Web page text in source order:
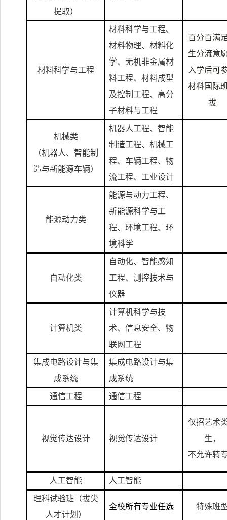
提取）
材料科学与工程
材料科学与工程、
材料物理、材料化
学、无机非金属材
料工程、材料成型
及控制工程、高分
子材料与工程
百分百满
生分流意
入学后可
材料国际
拔
机械类
（机器人、智能制
造与新能源车辆）
机器人工程、智能
制造工程、机械工
程、车辆工程、物
流工程、工业设计
能源动力类
能源与动力工程、
新能源科学与工
程、环境工程、环
境科学
自动化类
自动化、智能感知
工程、测控技术与
仪器
计算机类
计算机科学与技
术、信息安全、物
联网工程
集成电路设计与集
成系统
集成电路设计与集
成系统
通信工程 通信工程
视觉传达设计 视觉传达设计
仅招艺术
生，
不允许转
人工智能 人工智能
理科试验班（拔尖
人才计划）
全校所有专业任选 特殊班